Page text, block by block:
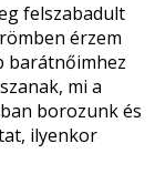
felszabadult
érzem
barátnőimhez
mi a
borozunk és
ilyenkor